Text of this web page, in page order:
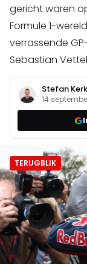
gericht waren
Formule 1-
verrassende
Sebastian
Stefan Kerk
14
TERUGBLIK